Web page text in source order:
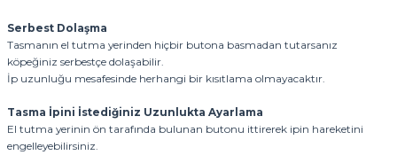
Serbest Dolaşma
Tasmanın el tutma yerinden hiçbir butona basmadan tutarsanız
köpeğiniz serbestçe dolaşabilir.
İp uzunluğu mesafesinde herhangi bir kısıtlama olmayacaktır.
Tasma İpini İstediğiniz Uzunlukta Ayarlama
El tutma yerinin ön tarafında bulunan butonu ittirerek ipin hareketini
engelleyebilirsiniz.